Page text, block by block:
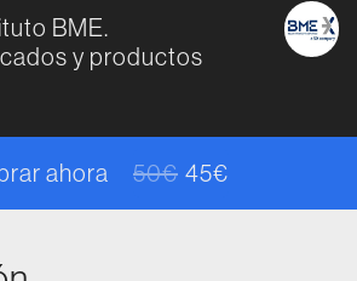
BME.
y productos
ahora 50€ El precio
45€
El precio actual